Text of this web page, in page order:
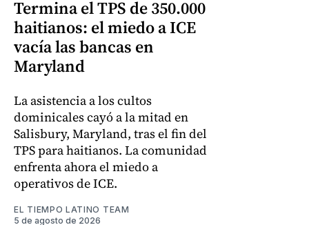
Termina el TPS de 350.000
haitianos: el miedo a ICE
vacía las bancas en
Maryland
La asistencia a los cultos
dominicales cayó a la mitad en
Salisbury, Maryland, tras el fin del
TPS para haitianos. La comunidad
enfrenta ahora el miedo a
operativos de ICE.
EL TIEMPO LATINO TEAM
5 de agosto de 2026